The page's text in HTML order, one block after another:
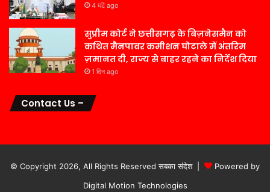
4 घंटे ago
सुप्रीम कोर्ट ने छत्तीसगढ़ के बिज़नेसमैन को
कथित मैनपावर कमीशन घोटाले में अंतरिम
ज़मानत दी, राज्य से बाहर रहने का निर्देश दिया
1 दिन ago
Contact Us –
© Copyright 2026, All Rights Reserved सबका संदेश |
Powered by
Digital Motion Technologies